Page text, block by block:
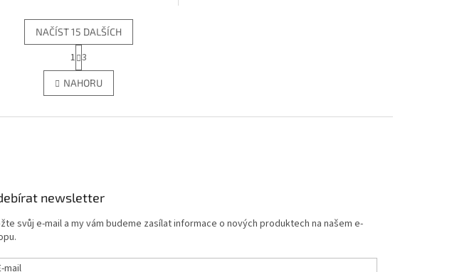
O
v
l
d
v
y
NAČÍST 15 DALŠÍCH
t
r
á
n
1 3
NAHORU
newsletter
svůj e-mail a my vám budeme zasílat informace o nových produktech na našem e-
mail